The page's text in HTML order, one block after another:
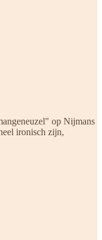
op Nijmans
ironisch zijn,